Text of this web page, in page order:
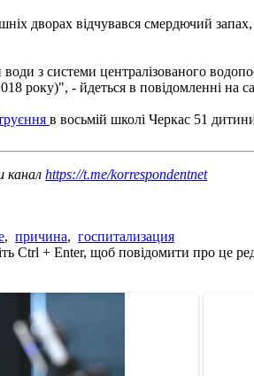
дворах відчувався смердючий
з системи централізованого
року)", - йдеться в повідомленні на
в восьмій школі Черкас 51
канал https://t.me/korrespondentnet
, причина, госпитализация
Ctrl + Enter, щоб повідомити про це